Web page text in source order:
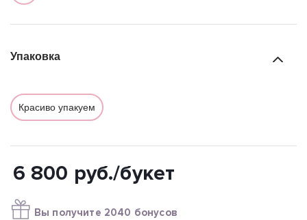
Упаковка
Красиво упакуем
6 800 руб./букет
Вы получите 2040 бонусов